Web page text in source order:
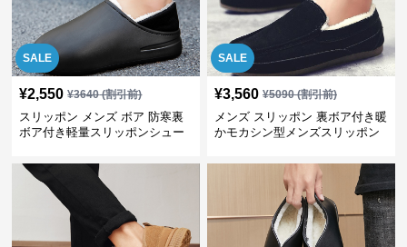
SALE
¥2,550 ¥3640(割引前)
スリッポン メンズ ボア 防寒裏
ボア付き軽量スリッポンシュー
SALE
¥3,560 ¥5090(割引前)
メンズ スリッポン 裏ボア付き暖
かモカシン型メンズスリッポン